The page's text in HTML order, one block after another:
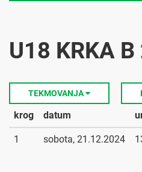
U18 KRKA
TEKMOVANJA
krog datum
1 sobota, 21.12.2024